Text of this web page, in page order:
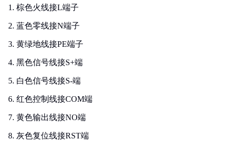
棕色火线接L端子
蓝色零线接N端子
黄绿地线接PE端子
黑色信号线接S+端
白色信号线接S-端
红色控制线接COM端
黄色输出线接NO端
灰色复位线接RST端